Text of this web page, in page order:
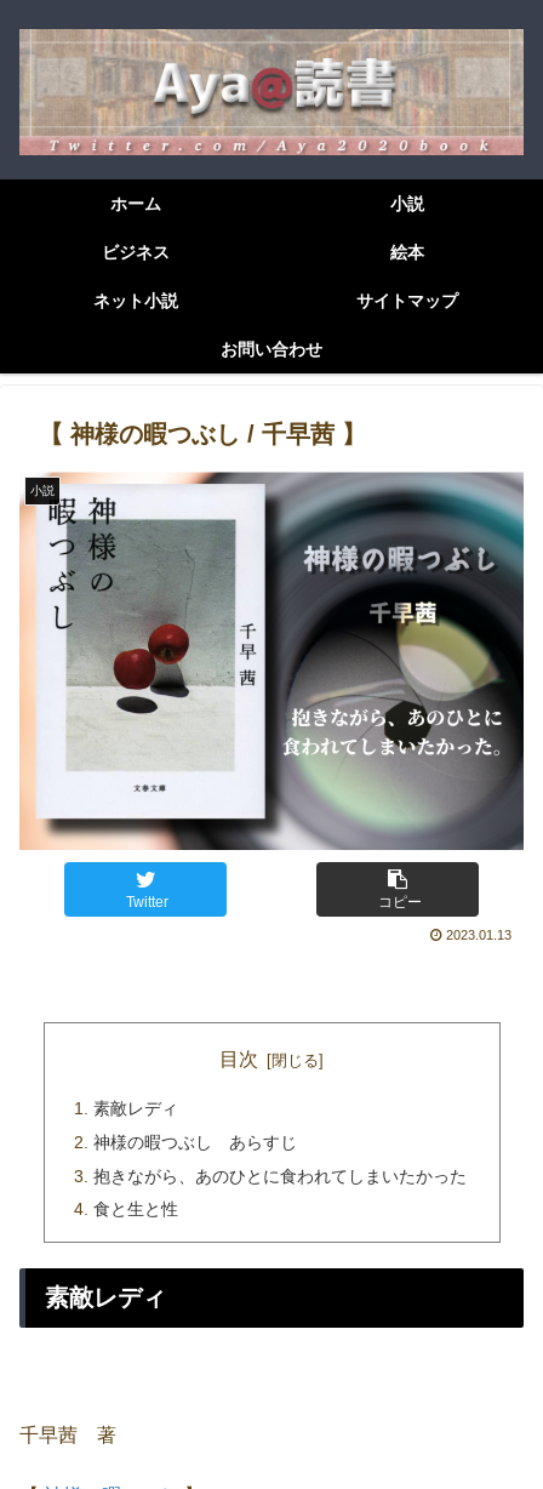
ホーム 小説
ビジネス 絵本
ネット小説 サイトマップ
お問い合わせ
【 神様の暇つぶし / 千早茜 】
小説
Twitter コピー
2023.01.13
目次
素敵レディ
神様の暇つぶし あらすじ
抱きながら、あのひとに食われてしまいたかった
食と生と性
素敵レディ
千早茜 著